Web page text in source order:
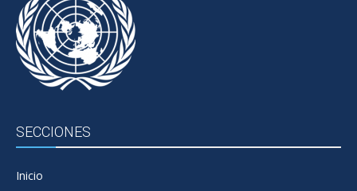
SECCIONES
Inicio